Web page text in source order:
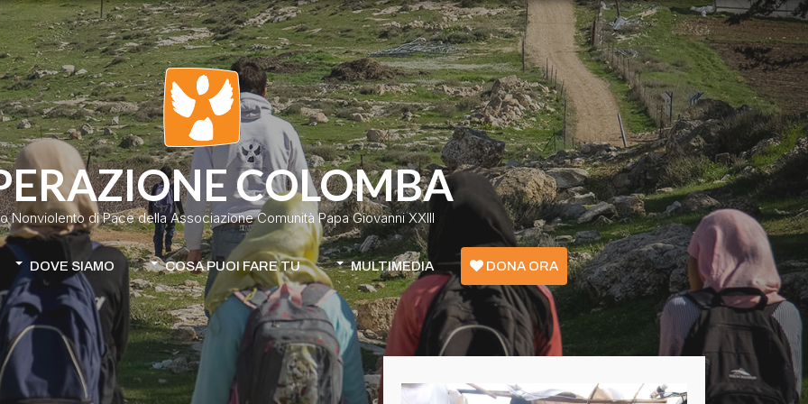
COLOMBA
Nonviolento di Pace della Associazione Comunità Papa Giovanni XXIII
DOVE SIAMO
Colombia
Cile-Mapuche
Emergenza Confini - Grecia
COSA PUOI FARE TU
Donazione classica
Donazione continuativa
Apri la tua raccolta fondi
MULTIMEDIA DONA ORA